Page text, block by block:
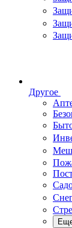
Другое